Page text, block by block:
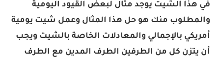
في هذا الشيت يوجد مثال لبعض القيود اليومية
والمطلوب منك هو حل هذا المثال وعمل شيت يومية
أمريكي بالإجمالي والمعادلات الخاصة بالشيت ويجب
أن يتزن كل من الطرفين الطرف المدين مع الطرف